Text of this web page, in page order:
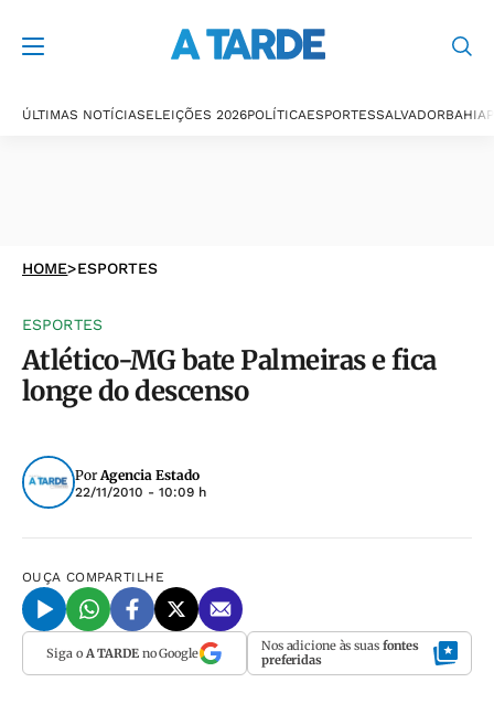
ÚLTIMAS NOTÍCIASELEIÇÕES 2026POLÍTICAESPORTESSALVADORBAHIA
HOME>ESPORTES
ESPORTES
Atlético-MG bate Palmeiras e fica
longe do descenso
PorAgencia Estado
22/11/2010 - 10:09 h
OUÇA COMPARTILHE
Siga o A TARDEno Google Nos adicione às suas fontes
preferidas